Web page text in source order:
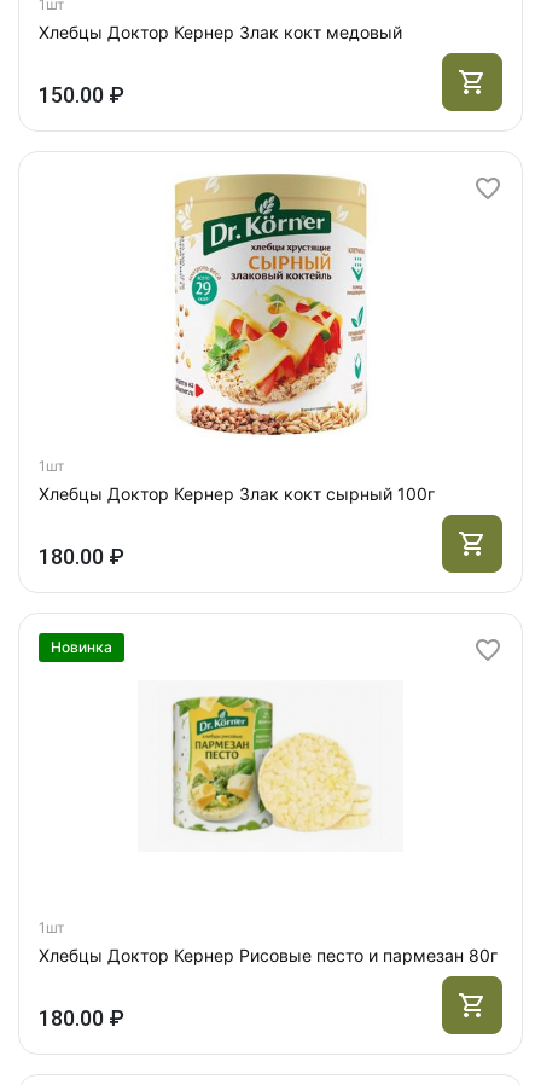
1шт
Хлебцы Доктор Кернер Злак кокт медовый
150.00 ₽
1шт
Хлебцы Доктор Кернер Злак кокт сырный 100г
180.00 ₽
Новинка
1шт
Хлебцы Доктор Кернер Рисовые песто и пармезан 80г
180.00 ₽